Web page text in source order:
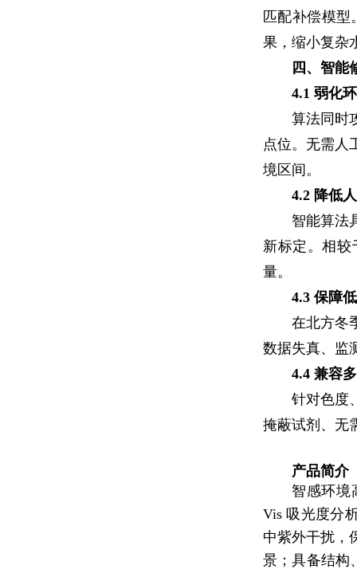
匹配补偿模
果，缩小复杂
四、智能
4.1 弱化
算法同时
点位。无需人
境区间。
4.2 降低
智能算法
新标定。相
量。
4.3 保障
在北方冬
数据失真、监
4.4 兼容
针对色度
掩蔽试剂、无
产品简介
智感环境
Vis 吸光度分
中紫外干扰，
景；具备结构